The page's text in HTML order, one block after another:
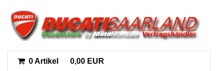
0 Artikel 0,00 EUR